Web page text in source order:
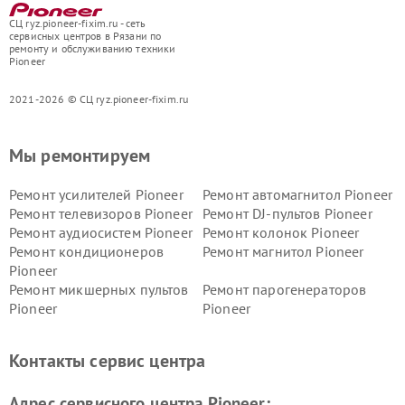
СЦ ryz.pioneer-fixim.ru - сеть
сервисных центров в Рязани по
ремонту и обслуживанию техники
Pioneer
2021-2026 © СЦ ryz.pioneer-fixim.ru
Мы ремонтируем
Ремонт усилителей Pioneer
Ремонт автомагнитол Pioneer
Ремонт телевизоров Pioneer
Ремонт DJ-пультов Pioneer
Ремонт аудиосистем Pioneer
Ремонт колонок Pioneer
Ремонт кондиционеров
Pioneer
Ремонт магнитол Pioneer
Ремонт микшерных пультов
Pioneer
Ремонт парогенераторов
Pioneer
Контакты сервис центра